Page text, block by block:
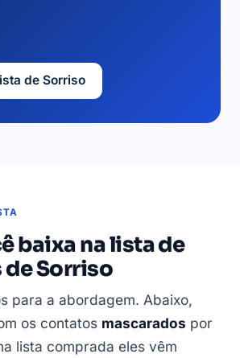
de Sorriso
baixa na lista de
de Sorriso
para a abordagem. Abaixo,
os contatos mascarados por
lista comprada eles vêm